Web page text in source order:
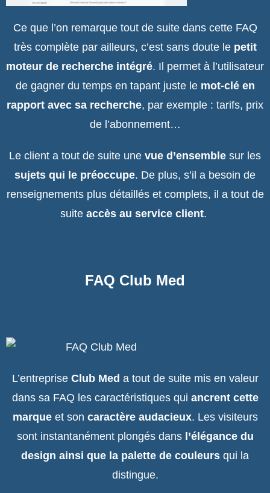
Ce que l’on remarque tout de suite dans cette FAQ
très complète par ailleurs, c’est sans doute le petit
moteur de recherche intégré. Il permet à l’utilisateur
de gagner du temps en tapant juste le mot-clé en
rapport avec sa recherche, par exemple : tarifs, prix
de l’abonnement…
Le client a tout de suite une vue d’ensemble sur les
sujets qui le préoccupe. De plus, s’il a besoin de
renseignements plus détaillés et complets, il a tout de
suite accès au service client.
FAQ Club Med
L’entreprise Club Med a tout de suite mis en valeur
dans sa FAQ les caractéristiques qui ancrent cette
marqueet son caractère audacieux. Les visiteurs
sont instantanément plongés dans l’élégance du
design ainsi que la palette de couleurs qui la
distingue.